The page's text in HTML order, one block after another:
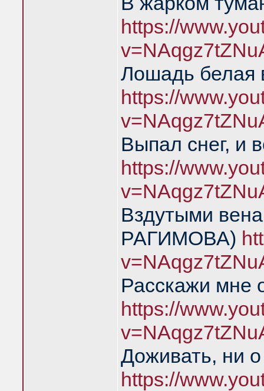
https://
Лошадь белая
https://
Выпал снег, и
https://
Вздутыми
РАГИМОВА)
Расскажи мне
https://
Доживать, ни
https://